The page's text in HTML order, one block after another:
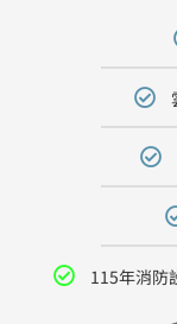
115年消防